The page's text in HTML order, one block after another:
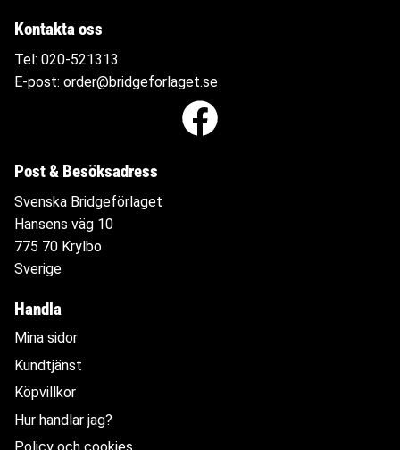
Kontakta oss
Tel: 020-521313
E-post: order@bridgeforlaget.se
Post & Besöksadress
Svenska Bridgeförlaget
Hansens väg 10
775 70 Krylbo
Sverige
Handla
Mina sidor
Kundtjänst
Köpvillkor
Hur handlar jag?